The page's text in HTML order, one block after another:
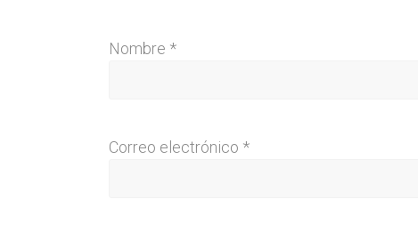
Nombre *
Correo electrónico *